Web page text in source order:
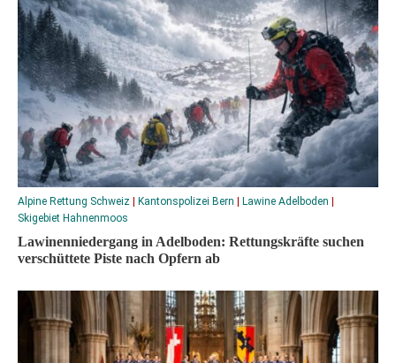
Alpine Rettung Schweiz Kantonspolizei Bern Lawine Adelboden
Skigebiet Hahnenmoos
Lawinenniedergang in Adelboden: Rettungskräfte suchen
verschüttete Piste nach Opfern ab